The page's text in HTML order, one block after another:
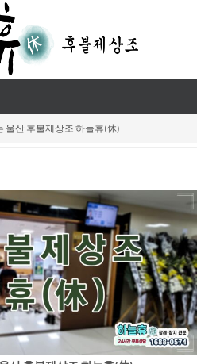
울산 후불제상조 하늘휴(休)